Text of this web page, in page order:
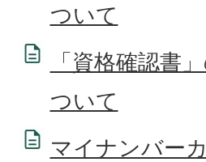
ついて
「資格確認書
ついて
マイナンバー